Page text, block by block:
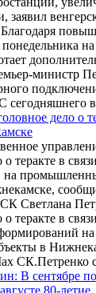
заявил
понедельника
министр
дело о
о теракте в
на
СК Светлана
о теракте в
в
В сентябре
80-летие